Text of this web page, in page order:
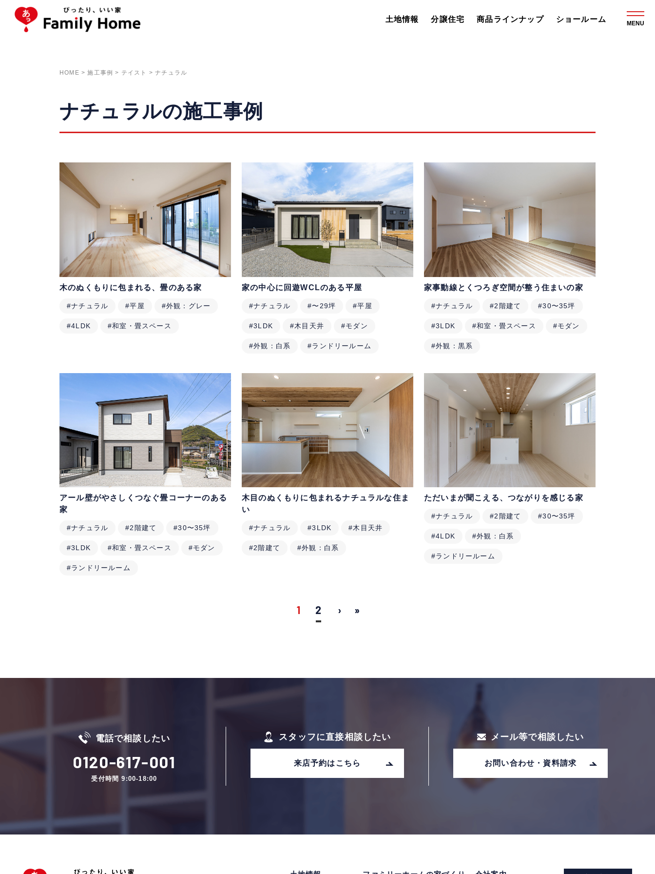
土地情報 分譲住宅 商品ラインナップ ショールーム MENU
HOME >施工事例 > テイスト >ナチュラル
ナチュラルの施工事例
木のぬくもりに包まれる、畳のある家
#ナチュラル #平屋 #外観：グレー
#4LDK #和室・畳スペース
家の中心に回遊WCLのある平屋
#ナチュラル #〜29坪 #平屋
#3LDK #木目天井 #モダン
#外観：白系 #ランドリールーム
家事動線とくつろぎ空間が整う住まいの家
#ナチュラル #2階建て #30〜35坪
#3LDK #和室・畳スペース #モダン
#外観：黒系
アール壁がやさしくつなぐ畳コーナーのある
家
#ナチュラル #2階建て #30〜35坪
#3LDK #和室・畳スペース #モダン
#ランドリールーム
木目のぬくもりに包まれるナチュラルな住ま
い
#ナチュラル #3LDK #木目天井
#2階建て #外観：白系
ただいまが聞こえる、つながりを感じる家
#ナチュラル #2階建て #30〜35坪
#4LDK #外観：白系
#ランドリールーム
1 2 › »
電話で相談したい
0120-617-001
受付時間 9:00-18:00
スタッフに直接相談したい
来店予約はこちら
メール等で相談したい
お問い合わせ・資料請求